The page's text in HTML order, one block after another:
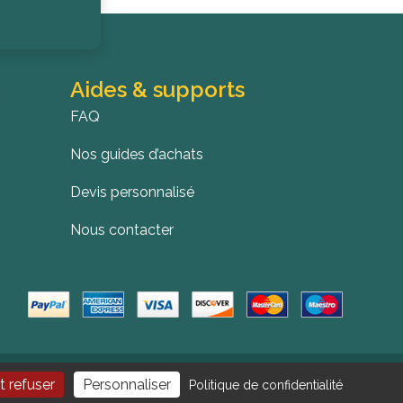
Aides & supports
FAQ
Nos guides d’achats
Devis personnalisé
Nous contacter
des cookies Sitemap
refuser Personnaliser Politique de confidentialité